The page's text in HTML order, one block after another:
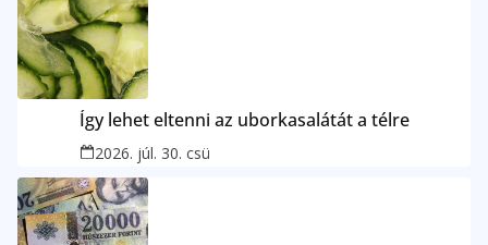
Így lehet eltenni az uborkasalátát a télre
2026. júl. 30. csü